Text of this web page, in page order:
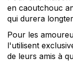
en caoutchouc
qui durera
Pour les
l'utilisent
de leurs amis à